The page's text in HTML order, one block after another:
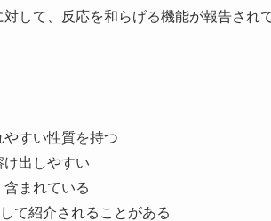
して、反応を和らげる機能が報告され
すい性質を持つ
出しやすい
まれている
て紹介されることがある